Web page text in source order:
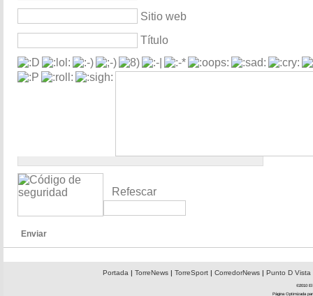
Sitio web
Título
Refescar
Enviar
Portada| TorreNews| TorreSport| CorredorNews| Punto D Vista
©2010 El
Página Optimizada